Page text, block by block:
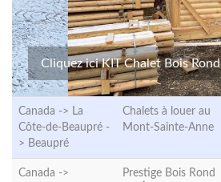
Cliquez ici KIT Chalet Bois Rond
Canada -> La
Côte-de-Beaupré -
> Beaupré
Chalets à louer au
Mont-Sainte-Anne
Canada ->
Prestige Bois Rond